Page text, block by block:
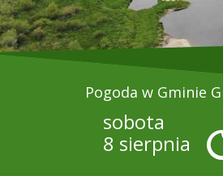
Pogoda w Gminie
sobota
8 sierpnia